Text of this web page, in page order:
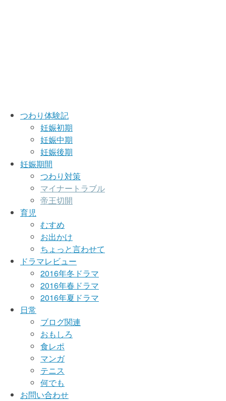
つわり体験記
妊娠初期
妊娠中期
妊娠後期
妊娠期間
つわり対策
マイナートラブル
帝王切開
育児
むすめ
お出かけ
ちょっと言わせて
ドラマレビュー
2016年冬ドラマ
2016年春ドラマ
2016年夏ドラマ
日常
ブログ関連
おもしろ
食レポ
マンガ
テニス
何でも
お問い合わせ